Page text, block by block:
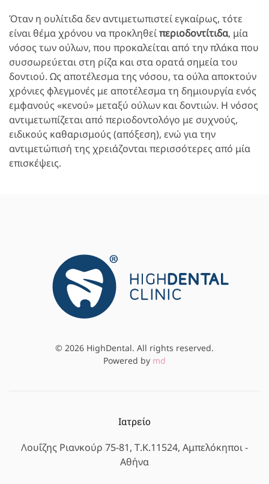
Όταν η ουλίτιδα δεν αντιμετωπιστεί εγκαίρως, τότε
είναι θέμα χρόνου να προκληθείπεριοδοντίτιδα, μία
νόσος των ούλων, που προκαλείται από την πλάκα που
συσσωρεύεται στη ρίζα και στα ορατά σημεία του
δοντιού. Ως αποτέλεσμα της νόσου, τα ούλα αποκτούν
χρόνιες φλεγμονές με αποτέλεσμα τη δημιουργία ενός
εμφανούς «κενού» μεταξύ ούλων και δοντιών. Η νόσος
αντιμετωπίζεται από περιοδοντολόγο με συχνούς,
ειδικούς καθαρισμούς (απόξεση), ενώ για την
αντιμετώπισή της χρειάζονται περισσότερες από μία
επισκέψεις.
© 2026 HighDental. All rights reserved.
Powered by md
Ιατρείο
Λουΐζης Ριανκούρ 75-81, Τ.Κ.11524, Αμπελόκηποι -
Αθήνα